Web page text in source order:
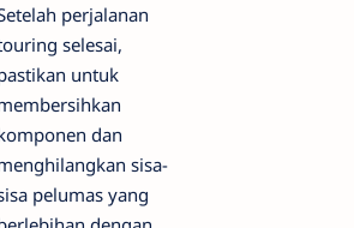
perjalanan
selesai,
untuk
dan
sisa-
pelumas yang